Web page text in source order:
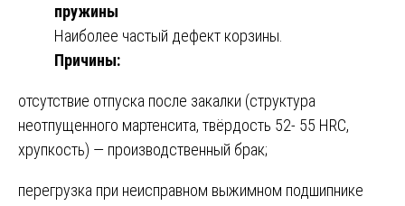
пружины
Наиболее частый дефект корзины.
Причины:
отсутствие отпуска после закалки (структура
неотпущенного мартенсита, твёрдость 52- 55 HRC,
хрупкость) — производственный брак;
перегрузка при неисправном выжимном подшипнике